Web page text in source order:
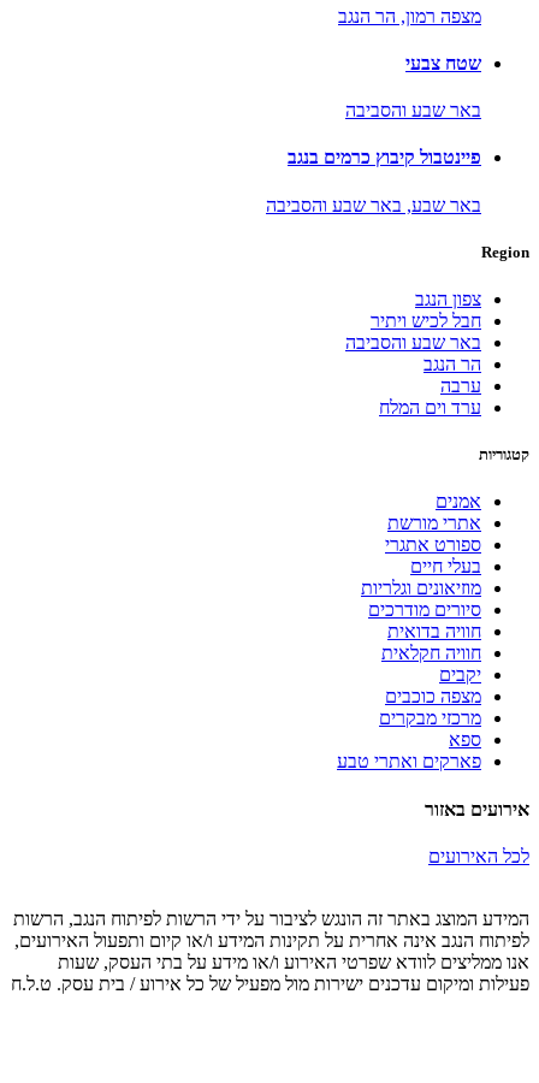
מצפה רמון, הר הנגב
שטח צבעי
באר שבע והסביבה
פיינטבול קיבוץ כרמים בנגב
באר שבע, באר שבע והסביבה
Region
צפון הנגב
חבל לכיש ויתיר
באר שבע והסביבה
הר הנגב
ערבה
ערד וים המלח
קטגוריות
אמנים
אתרי מורשת
ספורט אתגרי
בעלי חיים
מוזיאונים וגלריות
סיורים מודרכים
חוויה בדואית
חוויה חקלאית
יקבים
מצפה כוכבים
מרכזי מבקרים
ספא
פארקים ואתרי טבע
אירועים באזור
לכל האירועים
המידע המוצג באתר זה הונגש לציבור על ידי הרשות לפיתוח הנגב, הרשות
לפיתוח הנגב אינה אחרית על תקינות המידע ו/או קיום ותפעול האירועים,
אנו ממליצים לוודא שפרטי האירוע ו/או מידע על בתי העסק, שעות
פעילות ומיקום עדכנים ישירות מול מפעיל של כל אירוע / בית עסק. ט.ל.ח